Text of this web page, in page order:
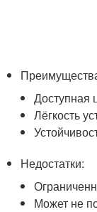
Доступная
Лёгкость
Недостатки:
Может не